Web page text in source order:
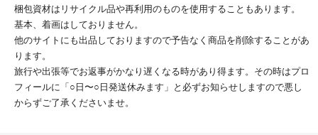
梱包資材はリサイクル品や再利用のものを使用することもあります。
基本、着画はしておりません。
他のサイトにも出品しておりますので予告なく商品を削除することがあ
ります。
旅行や出張等でお返事がかなり遅くなる時があり得ます。その時はプロ
フィールに「○日〜○日発送休みます」と必ずお知らせしますので悪し
からずご了承くださいませ。